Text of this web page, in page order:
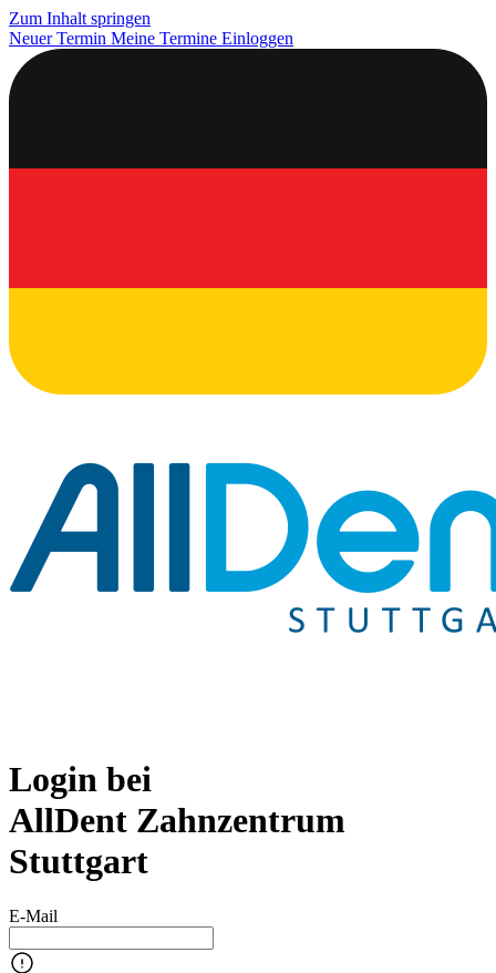
Zum Inhalt springen
Neuer Termin Meine Termine Einloggen
Login bei
AllDent Zahnzentrum
Stuttgart
E-Mail